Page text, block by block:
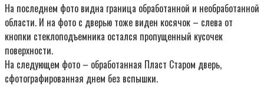
На последнем фото видна граница обработанной и необработанной
области. И на фото с дверью тоже виден косячок – слева от
кнопки стеклоподъемника остался пропущенный кусочек
поверхности.
На следующем фото – обработанная Пласт Старом дверь,
сфотографированная днем без вспышки.